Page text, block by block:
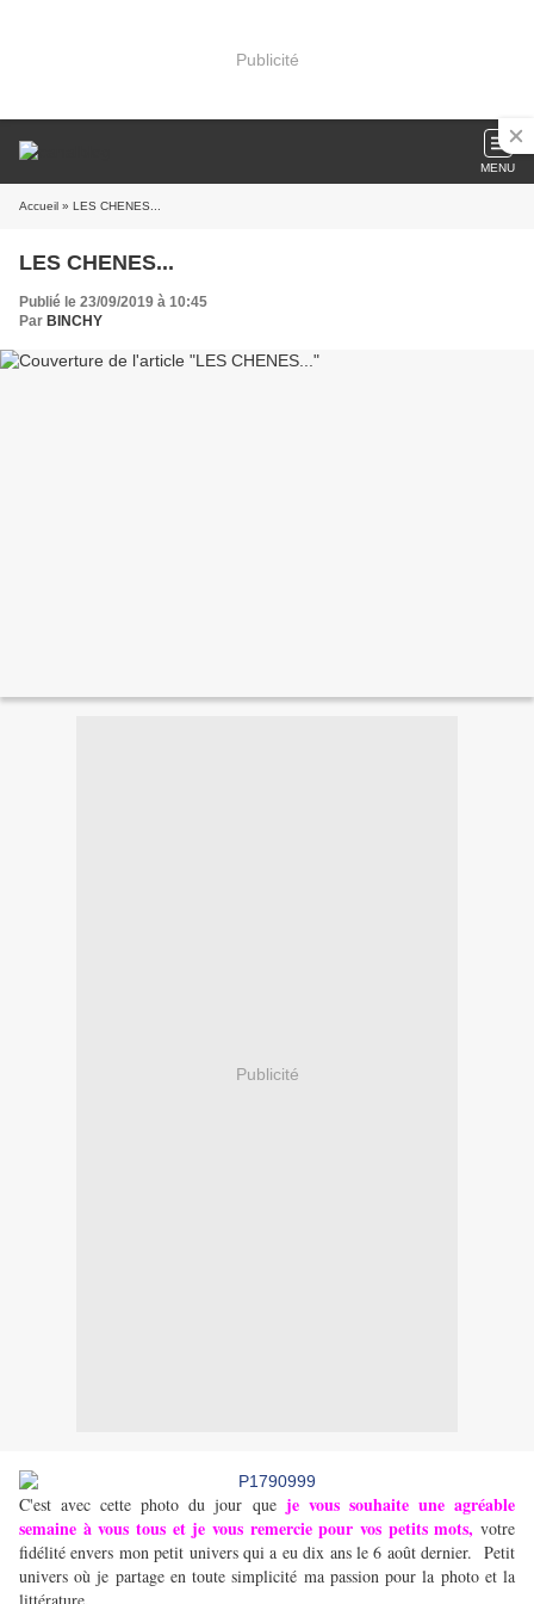
Publicité
MENU
Accueil » LES CHENES...
LES CHENES...
Publié le 23/09/2019 à 10:45
Par BINCHY
Publicité
C'est avec cette photo du jour que je vous souhaite une agréable
semaine à vous tous et je vous remercie pour vos petits mots, votre
fidélité envers mon petit univers qui a eu dix ans le 6 août dernier. Petit
univers où je partage en toute simplicité ma passion pour la photo et la